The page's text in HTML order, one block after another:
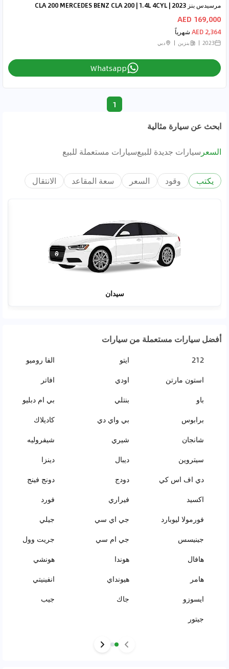
مرسيدس بنز CLA 200 MERCEDES BENZ CLA 200 | 1.4L 4CYL | 2023
169,000 AED
2,364 AED شهرياً
2023 بنزين دبي
Whatsapp
1
ابحث عن سيارة مثالية
السعر سيارات جديدة للبيعسيارات مستعملة للبيع
يكتب وقود السعر سعة المقاعد الانتقال
سيدان
أفضل سيارات مستعملة من سيارات
212 ايتو
الفا روميو
استون مارتن
اودي
افاتر
باو
بنتلي
بي ام دبليو
برابوس
بي واي دي
كاديلاك
شانجان
شيري
شيفروليه
سيتروين
ديبال
دينزا
دي اف اس كي
دودج
دونج فينج
اكسيد
فيراري
فورد
فورمولا ليوبارد
جي اي سي
جيلي
جينيسس
جي ام سي
جريت وول
هافال
هوندا
هونشي
هامر
هيونداي
انفينيتي
ايسوزو
جاك
جيب
جيتور